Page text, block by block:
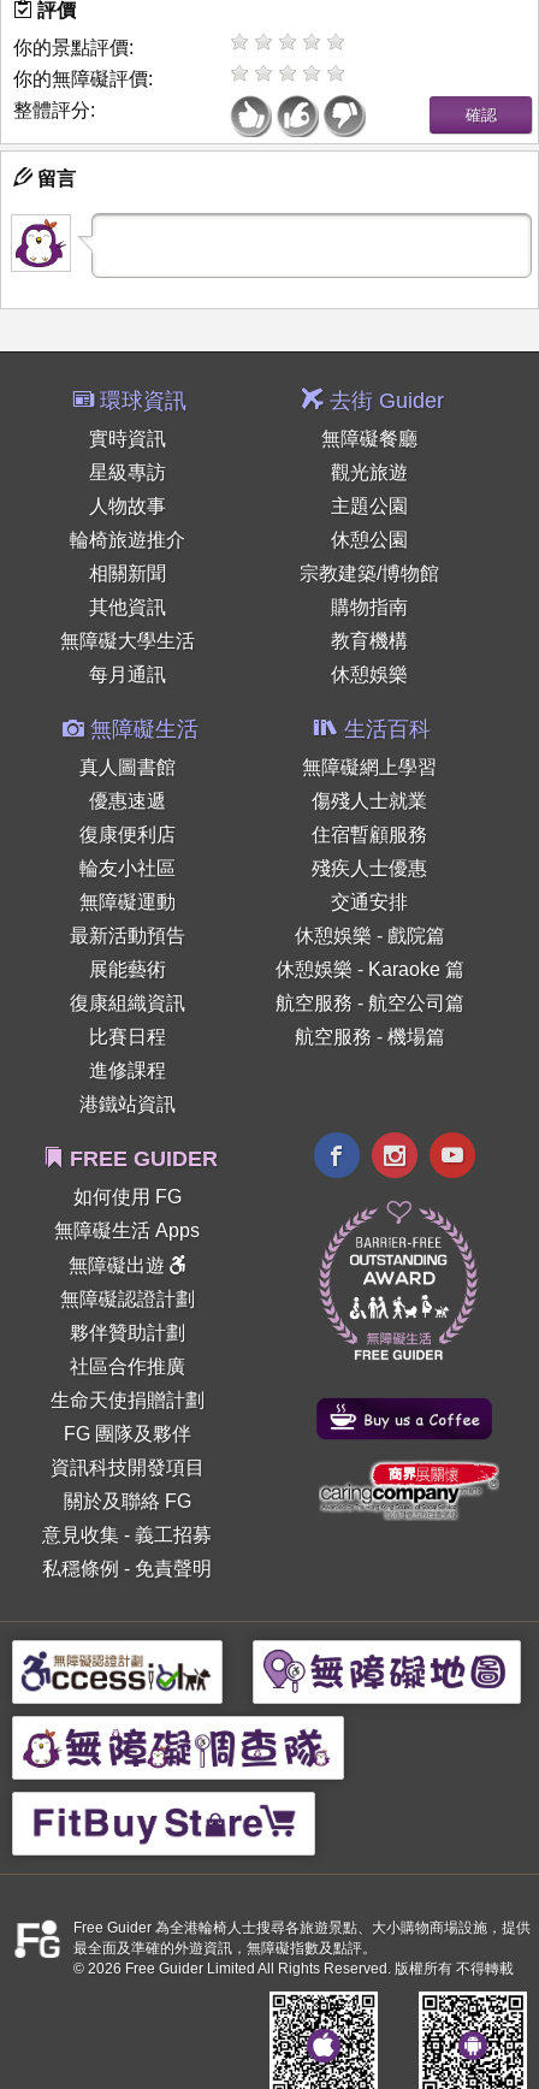
評價
你的景點評價:
你的無障礙評價:
整體評分:
留言
環球資訊
實時資訊
星級專訪
人物故事
輪椅旅遊推介
相關新聞
其他資訊
無障礙大學生活
每月通訊
去街 Guider
無障礙餐廳
觀光旅遊
主題公園
休憩公園
宗教建築/博物館
購物指南
教育機構
休憩娛樂
無障礙生活
真人圖書館
優惠速遞
復康便利店
輪友小社區
無障礙運動
最新活動預告
展能藝術
復康組織資訊
比賽日程
進修課程
港鐵站資訊
生活百科
無障礙網上學習
傷殘人士就業
住宿暫顧服務
殘疾人士優惠
交通安排
休憩娛樂 - 戲院篇
休憩娛樂 - Karaoke 篇
航空服務 - 航空公司篇
航空服務 - 機場篇
FREE GUIDER
如何使用 FG
無障礙生活 Apps
無障礙出遊
無障礙認證計劃
夥伴贊助計劃
社區合作推廣
生命天使捐贈計劃
FG 團隊及夥伴
資訊科技開發項目
關於及聯絡 FG
意見收集 -義工招募
私穩條例 - 免責聲明
Free Guider 為全港輪椅人士搜尋各旅遊景點、大小購物商場設施，提供
最全面及準確的外遊資訊，無障礙指數及點評。
© 2026 Free Guider Limited All Rights Reserved. 版權所有 不得轉載